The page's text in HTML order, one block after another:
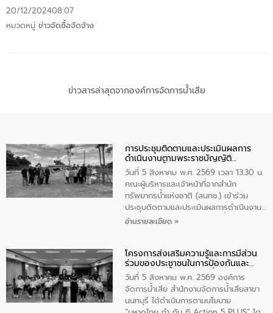
20/12/202408:07
หมวดหมู่ ข่าวจัดซื้อจัดจ้าง
ข่าวสารล่าสุดจากองค์การจัดการน้ำเสีย
การประชุมติดตามและประเมินผลการ
ดำเนินงานตามพระราชบัญญัติ
ทรัพยากรน้ำ พ.ศ. 2561 ประจำ
ปีงบประมาณ พ.ศ. 2569
วันที่ 5 สิงหาคม พ.ศ. 2569 เวลา 13.30 น.
คณะผู้บริหารและเจ้าหน้าที่จากสำนัก
ทรัพยากรน้ำแห่งชาติ (สนทช.) เข้าร่วม
ประชุมติดตามและประเมินผลการดำเนินงาน
ตามพระราชบัญญัติทรัพยากรน้ำ พ.ศ. 2561
วัดสิงห์ จังหวัดชัยนาท โดยมีนายแสงชัย
สุขชื่น นายกเทศมนตรีตำบลวัดสิงห์ คณะผู้
บริหารเทศบาลตำบลวัดสิงห์ ผู้นำชุมชน และ
ประชาชนในพื้นที่เทศบาลตำบลวัดสิงก์ที่มี
ส่วนได้ส่วนเสียในโครงก่อสร้างศูนย์บริหาร
อ่านรายละเอียด »
โครงการส่งเสริมความรู้และการมีส่วน
ร่วมของประชาชนในการป้องกันและ
แก้ไขปัญหาน้ำเสียอย่างยั่งยืน
วันที่ 5 สิงหาคม พ.ศ. 2569 องค์การ
จัดการน้ำเสีย สำนักงานจัดการน้ำเสียสาขา
นนทบุรี ได้ดำเนินการตามนโยบาย